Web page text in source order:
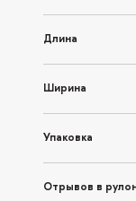
Длина
Ширина
Упаковка
Отрывов в